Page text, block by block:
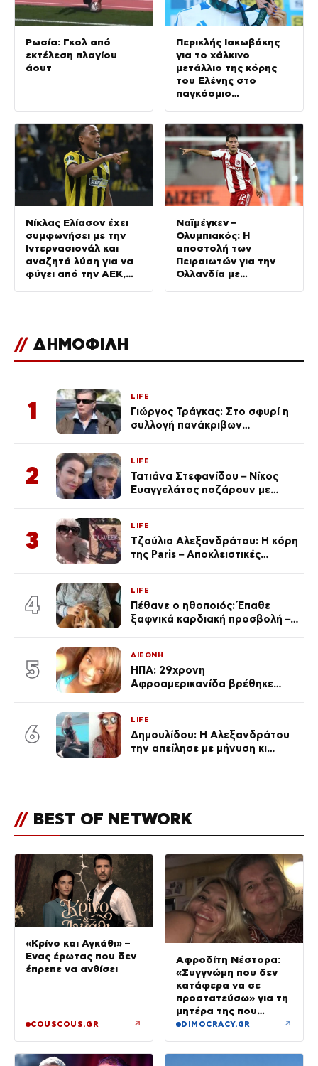
Ρωσία: Γκολ από
εκτέλεση πλαγίου
άουτ
Περικλής Ιακωβάκης
για το χάλκινο
μετάλλιο της κόρης
του Ελένης στο
παγκόσμιο
Νίκλας Ελίασον έχει
συμφωνήσει με την
Ιντερνασιονάλ και
αναζητά λύση για να
φύγει από την ΑΕΚ,
Ναϊμέγκεν –
Ολυμπιακός: Η
αποστολή των
Πειραιωτών για την
Ολλανδία με
// ΔΗΜΟΦΙΛΗ
1
LIFE
Γιώργος Τράγκας: Στο σφυρί η
συλλογή πανάκριβων
2
LIFE
Τατιάνα Στεφανίδου – Νίκος
Ευαγγελάτος ποζάρουν με
3
LIFE
Τζούλια Αλεξανδράτου: Η κόρη
της Paris – Αποκλειστικές
4
LIFE
Πέθανε ο ηθοποιός: Έπαθε
ξαφνικά καρδιακή προσβολή – Η
5
ΔΙΕΘΝΗ
ΗΠΑ: 29χρονη
Αφροαμερικανίδα βρέθηκε
6
LIFE
Δημουλίδου: Η Αλεξανδράτου
την απείλησε με μήνυση κι
// BEST OF NETWORK
«Κρίνο και Αγκάθι» –
Ένας έρωτας που δεν
έπρεπε να ανθίσει
COUSCOUS.GR ↗
Αφροδίτη Νέστορα:
«Συγγνώμη που δεν
κατάφερα να σε
προστατεύσω» για τη
μητέρα της που
σκοτώθηκε στην
DIMOCRACY.GR ↗